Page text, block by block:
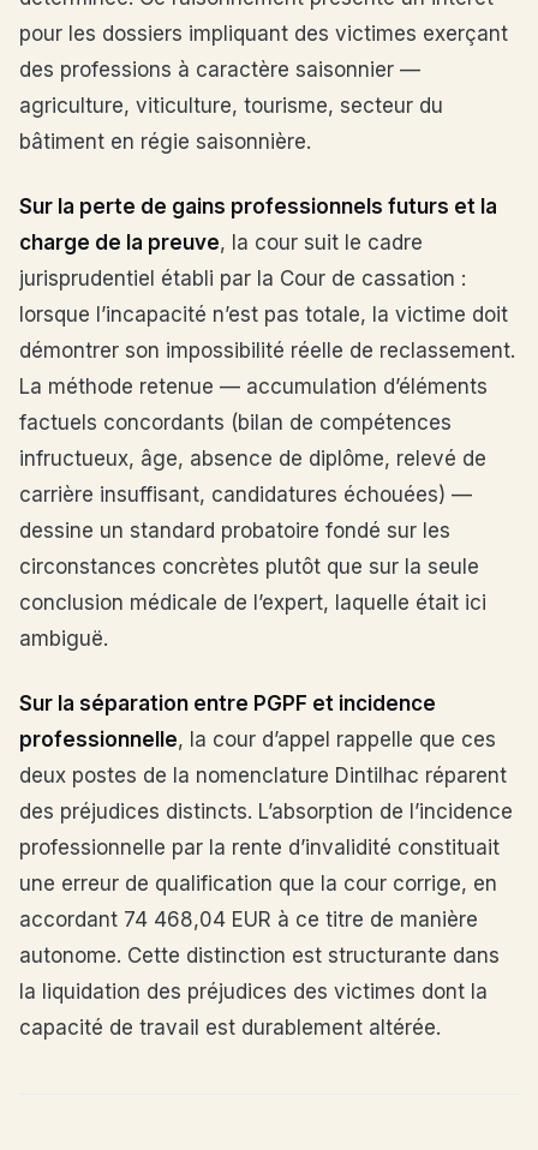
pour les dossiers impliquant des victimes exerçant
des professions à caractère saisonnier —
agriculture, viticulture, tourisme, secteur du
bâtiment en régie saisonnière.
Sur la perte de gains professionnels futurs et la
charge de la preuve, la cour suit le cadre
jurisprudentiel établi par la Cour de cassation :
lorsque l’incapacité n’est pas totale, la victime doit
démontrer son impossibilité réelle de reclassement.
La méthode retenue — accumulation d’éléments
factuels concordants (bilan de compétences
infructueux, âge, absence de diplôme, relevé de
carrière insuffisant, candidatures échouées) —
dessine un standard probatoire fondé sur les
circonstances concrètes plutôt que sur la seule
conclusion médicale de l’expert, laquelle était ici
ambiguë.
Sur la séparation entre PGPF et incidence
professionnelle, la cour d’appel rappelle que ces
deux postes de la nomenclature Dintilhac réparent
des préjudices distincts. L’absorption de l’incidence
professionnelle par la rente d’invalidité constituait
une erreur de qualification que la cour corrige, en
accordant 74 468,04 EUR à ce titre de manière
autonome. Cette distinction est structurante dans
la liquidation des préjudices des victimes dont la
capacité de travail est durablement altérée.